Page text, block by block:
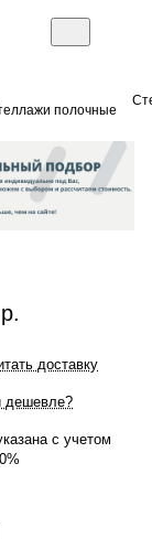
полочные
доставку
дешевле?
с учетом